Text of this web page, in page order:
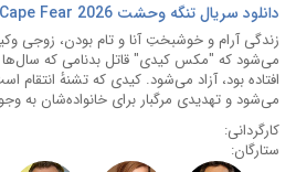
دانلود سریال تنگه وحشت Cape Fear 2026 با دوبله فارسی
زندگی آرام و خوشبختِ آنا و تام بودن، زوجی
می‌شود که "مکس کیدی" قاتل بدنامی که سال‌ها
افتاده بود، آزاد می‌شود. کیدی که تشنهٔ انتقام
می‌شود و تهدیدی مرگبار برای خانواده‌شان به
کارگردانی:
ستارگان: